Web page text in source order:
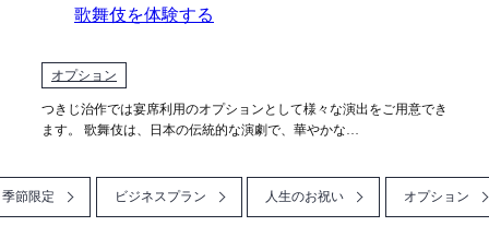
歌舞伎を体験する
オプション
つきじ治作では宴席利用のオプションとして様々な演出をご用意でき
ます。 歌舞伎は、日本の伝統的な演劇で、華やかな…
季節限定 ビジネスプラン 人生のお祝い オプション